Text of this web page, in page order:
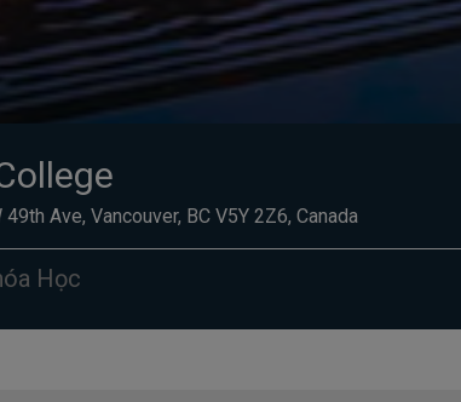
Ave, Vancouver, BC V5Y 2Z6, Canada
Học